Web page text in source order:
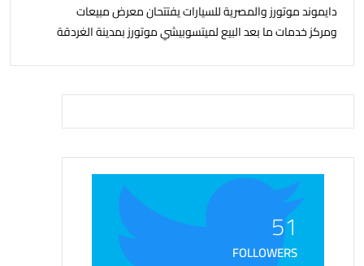
دايموند موتورز والمصرية للسيارات يفتتحان معرض مبيعات
ومركز خدمات ما بعد البيع لميتسوبيشي موتورز بمدينة الغردقة
51
FOLLOWERS